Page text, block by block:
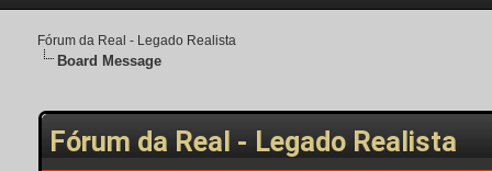
Fórum da Real - Legado Realista
Board Message
Fórum da Real - Legado Realista